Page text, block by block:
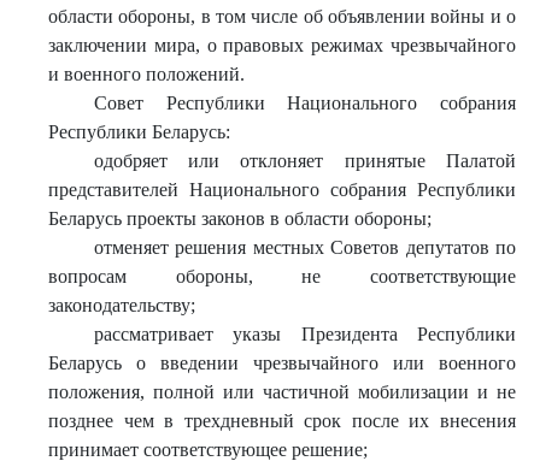
области обороны, в том числе об объявлении войны и о
заключении мира, о правовых режимах чрезвычайного
и военного положений.
Совет Республики Национального собрания
Республики Беларусь:
одобряет или отклоняет принятые Палатой
представителей Национального собрания Республики
Беларусь проекты законов в области обороны;
отменяет решения местных Советов депутатов по
вопросам обороны, не соответствующие
законодательству;
рассматривает указы Президента Республики
Беларусь о введении чрезвычайного или военного
положения, полной или частичной мобилизации и не
позднее чем в трехдневный срок после их внесения
принимает соответствующее решение;